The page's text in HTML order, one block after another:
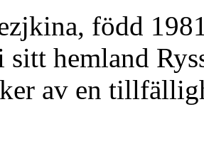
född
hemland
av en